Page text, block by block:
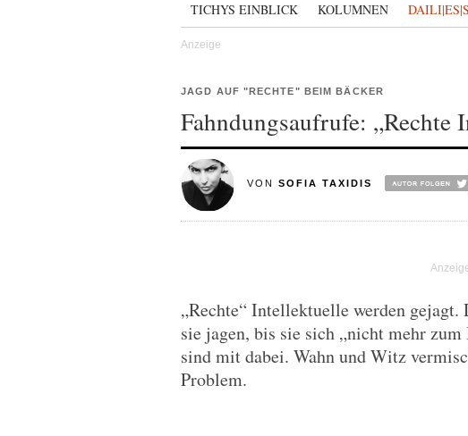
TICHYS EINBLICK KOLUMNEN
JAGD AUF "RECHTE" BEIM BÄCKER
Fahndungsaufrufe: „Rechte
VON SOFIA TAXIDIS
„Rechte“ Intellektuelle werden
sie jagen, bis sie sich „nicht mehr
sind mit dabei. Wahn und Witz
Problem.